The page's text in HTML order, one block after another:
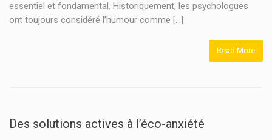
essentiel et fondamental. Historiquement, les psychologues
ont toujours considéré l’humour comme […]
Read More
Des solutions actives à l’éco-anxiété